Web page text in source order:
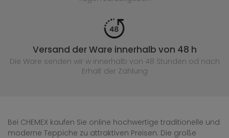
Versand der Ware innerhalb von 48 h
Die Ware senden wir w innerhalb von 48 Stunden od nach
Erhalt der Zahlung
Bei CHEMEX kaufen Sie online hochwertige traditionelle und
moderne Teppiche zu attraktiven Preisen. Die große